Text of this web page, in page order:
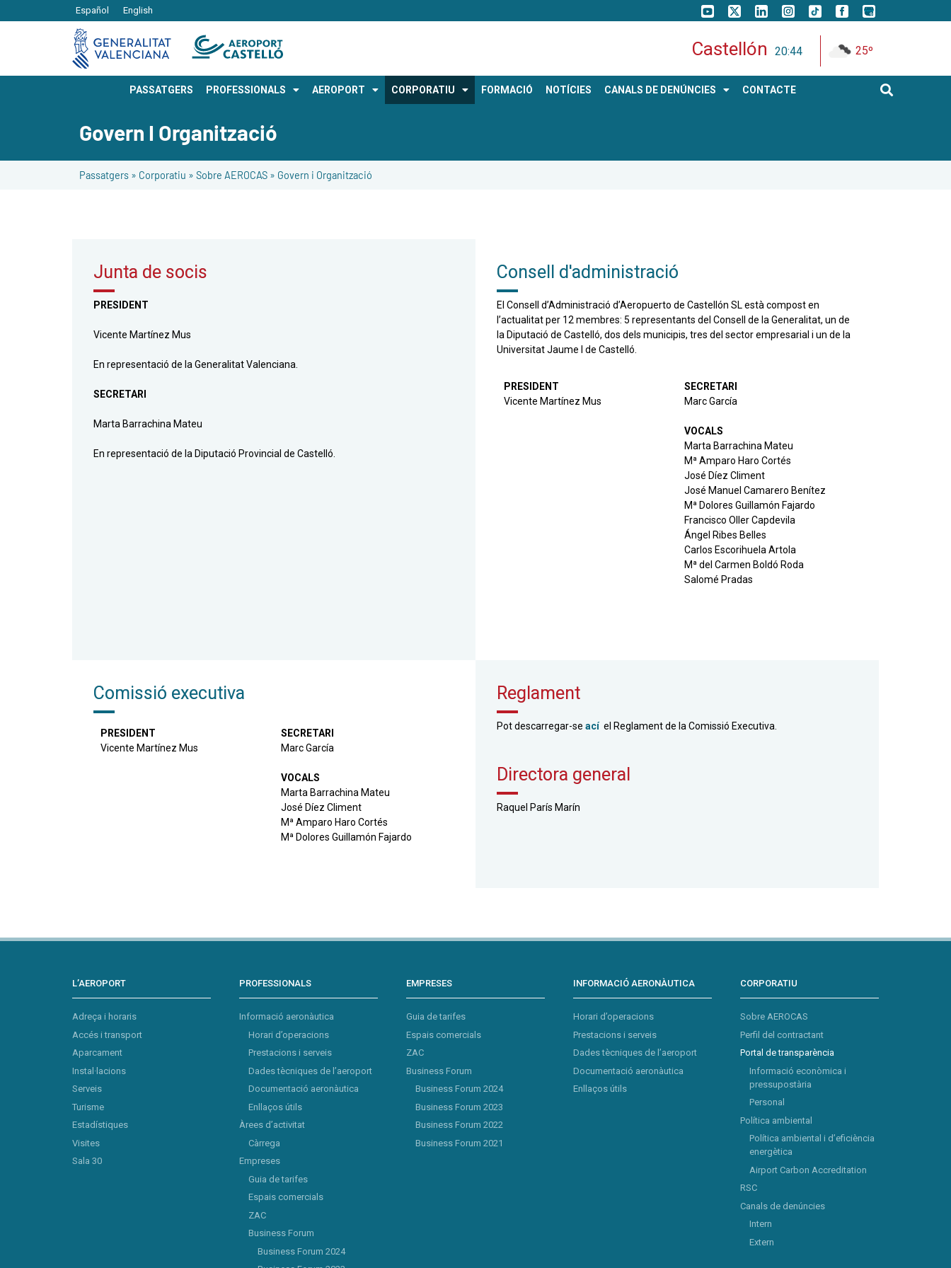
Español English
Castellón 20:44 25º
PASSATGERS PROFESSIONALS AEROPORT CORPORATIU FORMACIÓ NOTÍCIES CANALS DE DENÚNCIES CONTACTE
Govern I Organització
Passatgers » Corporatiu » Sobre AEROCAS » Govern i Organització
Junta de socis
PRESIDENT
Vicente Martínez Mus
En representació de la Generalitat Valenciana.
SECRETARI
Marta Barrachina Mateu
En representació de la Diputació Provincial de Castelló.
Consell d'administració
El Consell d’Administració d’Aeropuerto de Castellón SL està compost en
l’actualitat per 12 membres: 5 representants del Consell de la Generalitat, un de
la Diputació de Castelló, dos dels municipis, tres del sector empresarial i un de la
Universitat Jaume I de Castelló.
PRESIDENT
Vicente Martínez Mus
SECRETARI
Marc García
VOCALS
Marta Barrachina Mateu
Mª Amparo Haro Cortés
José Díez Climent
José Manuel Camarero Benítez
Mª Dolores Guillamón Fajardo
Francisco Oller Capdevila
Ángel Ribes Belles
Carlos Escorihuela Artola
Mª del Carmen Boldó Roda
Salomé Pradas
Comissió executiva
PRESIDENT
Vicente Martínez Mus
SECRETARI
Marc García
VOCALS
Marta Barrachina Mateu
José Díez Climent
Mª Amparo Haro Cortés
Mª Dolores Guillamón Fajardo
Reglament
Pot descarregar-se acíel Reglament de la Comissió Executiva.
Directora general
Raquel París Marín
L’AEROPORT
Adreça i horaris
Accés i transport
Aparcament
Instal·lacions
Serveis
Turisme
Estadístiques
Visites
Sala 30
PROFESSIONALS
Informació aeronàutica
Horari d’operacions
Prestacions i serveis
Dades tècniques de l’aeroport
Documentació aeronàutica
Enllaços útils
Àrees d’activitat
Càrrega
Empreses
Guia de tarifes
Espais comercials
ZAC
Business Forum
Business Forum 2024
EMPRESES
Guia de tarifes
Espais comercials
ZAC
Business Forum
Business Forum 2024
Business Forum 2023
Business Forum 2022
Business Forum 2021
INFORMACIÓ AERONÀUTICA
Horari d’operacions
Prestacions i serveis
Dades tècniques de l’aeroport
Documentació aeronàutica
Enllaços útils
CORPORATIU
Sobre AEROCAS
Perfil del contractant
Portal de transparència
Informació econòmica i
pressupostària
Personal
Política ambiental
Política ambiental i d’eficiència
energètica
Airport Carbon Accreditation
RSC
Canals de denúncies
Intern
Extern